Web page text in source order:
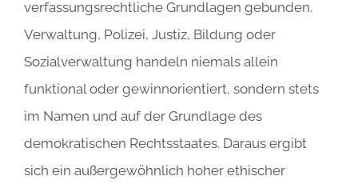
verfassungsrechtliche Grundlagen gebunden.
Verwaltung, Polizei, Justiz, Bildung oder
Sozialverwaltung handeln niemals allein
funktional oder gewinnorientiert, sondern stets
im Namen und auf der Grundlage des
demokratischen Rechtsstaates. Daraus ergibt
sich ein außergewöhnlich hoher ethischer